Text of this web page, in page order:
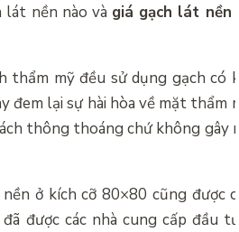
lát nền nào và giá gạch lát nền
thẩm mỹ đều sử dụng gạch có
đem lại sự hài hòa về mặt thẩm
thông thoáng chứ không gây
ở kích cỡ 80×80 cũng được
được các nhà cung cấp đầu